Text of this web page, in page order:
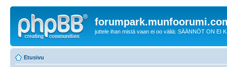
juttele ihan mistä vaan ei oo väliä: SÄÄNNÖT ON EI
Etusivu